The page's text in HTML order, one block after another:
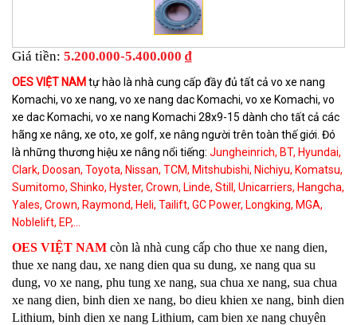
Giá tiền: 5.200.000-5.400.000 ₫
OES VIỆT NAM tự hào là nhà cung cấp đầy đủ tất cả vo xe nang
Komachi, vo xe nang, vo xe nang dac Komachi, vo xe Komachi, vo
xe dac Komachi, vo xe nang Komachi 28x9-15 dành cho tất cả các
hãng xe nâng, xe oto, xe golf, xe nâng người trên toàn thế giới. Đó
là những thương hiệu xe nâng nổi tiếng: Jungheinrich, BT, Hyundai,
Clark, Doosan, Toyota, Nissan, TCM, Mitshubishi, Nichiyu, Komatsu,
Sumitomo, Shinko, Hyster, Crown, Linde, Still, Unicarriers, Hangcha,
Yales, Crown, Raymond, Heli, Tailift, GC Power, Longking, MGA,
Noblelift, EP,...
OES VIỆT NAM còn là nhà cung cấp cho thue xe nang dien,
thue xe nang dau, xe nang dien qua su dung, xe nang qua su
dung, vo xe nang, phu tung xe nang, sua chua xe nang, sua chua
xe nang dien, binh dien xe nang, bo dieu khien xe nang, binh dien
Lithium, binh dien xe nang Lithium, cam bien xe nang chuyên